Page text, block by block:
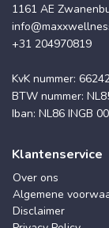
1161 AE
+31 204970819
KvK nummer:
BTW nummer:
Iban: NL86 INGB
Klantenservice
Over ons
Algemene
Disclaimer